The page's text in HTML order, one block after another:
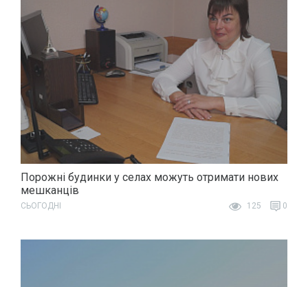
Порожні будинки у селах можуть отримати нових
мешканців
СЬОГОДНІ 125 0